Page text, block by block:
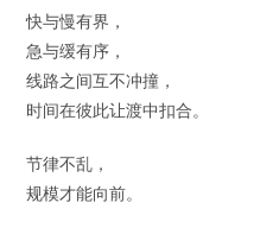
快与慢有界，
急与缓有序，
线路之间互不冲撞，
时间在彼此让渡中扣合。
节律不乱，
规模才能向前。